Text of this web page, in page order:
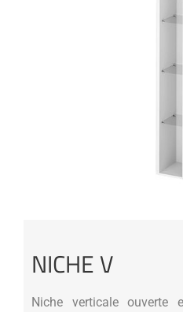
NICHE V
Niche verticale ouverte